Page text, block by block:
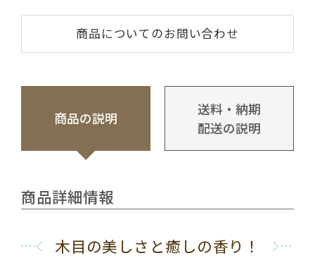
商品についてのお問い合わせ
商品の説明
送料・納期
配送の説明
商品詳細情報
木目の美しさと癒しの香り！